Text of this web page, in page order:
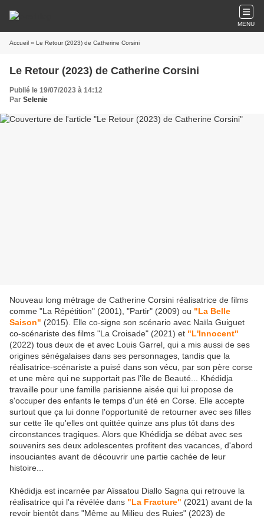
MENU
Accueil » Le Retour (2023) de Catherine Corsini
Le Retour (2023) de Catherine Corsini
Publié le 19/07/2023 à 14:12
Par Selenie
Nouveau long métrage de Catherine Corsini réalisatrice de films
comme "La Répétition" (2001), "Partir" (2009) ou "La Belle
Saison" (2015). Elle co-signe son scénario avec Naïla Guiguet
co-scénariste des films "La Croisade" (2021) et "L'Innocent"
(2022) tous deux de et avec Louis Garrel, qui a mis aussi de ses
origines sénégalaises dans ses personnages, tandis que la
réalisatrice-scénariste a puisé dans son vécu, par son père corse
et une mère qui ne supportait pas l'île de Beauté... Khédidja
travaille pour une famille parisienne aisée qui lui propose de
s'occuper des enfants le temps d'un été en Corse. Elle accepte
surtout que ça lui donne l'opportunité de retourner avec ses filles
sur cette île qu'elles ont quittée quinze ans plus tôt dans des
circonstances tragiques. Alors que Khédidja se débat avec ses
souvenirs ses deux adolescentes profitent des vacances, d'abord
insouciantes avant de découvrir une partie cachée de leur
histoire...
Khédidja est incarnée par Aïssatou Diallo Sagna qui retrouve la
réalisatrice qui l'a révélée dans "La Fracture" (2021) avant de la
revoir bientôt dans "Même au Milieu des Ruies" (2023) de